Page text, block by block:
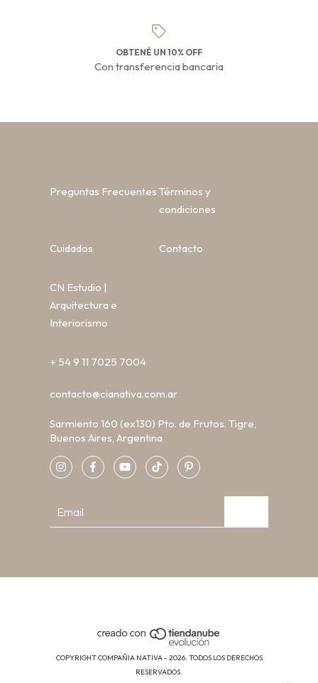
OBTENÉ UN 10% OFF
Con transferencia bancaria
Preguntas Frecuentes Términos y
condiciones
Cuidados Contacto
CN Estudio |
Arquitectura e
Interiorismo
+ 54 9 11 7025 7004
contacto@cianativa.com.ar
Sarmiento 160 (ex130) Pto. de Frutos. Tigre,
Buenos Aires, Argentina
COPYRIGHT COMPAÑIA NATIVA - 2026. TODOS LOS DERECHOS
RESERVADOS.